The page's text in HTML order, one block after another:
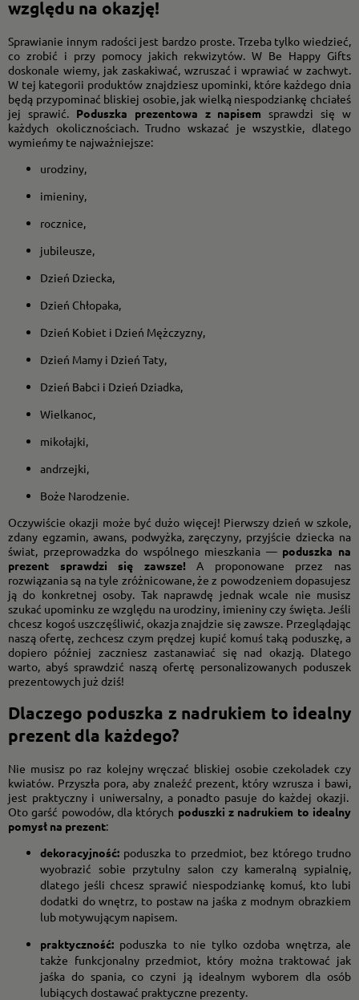
względu na okazję!
Sprawianie innym radości jest bardzo proste. Trzeba tylko wiedzieć,
co zrobić i przy pomocy jakich rekwizytów. W Be Happy Gifts
doskonale wiemy, jak zaskakiwać, wzruszać i wprawiać w zachwyt.
W tej kategorii produktów znajdziesz upominki, które każdego dnia
będą przypominać bliskiej osobie, jak wielką niespodziankę chciałeś
jej sprawić. Poduszka prezentowa z napisem sprawdzi się w
każdych okolicznościach. Trudno wskazać je wszystkie, dlatego
wymieńmy te najważniejsze:
urodziny,
imieniny,
rocznice,
jubileusze,
Dzień Dziecka,
Dzień Chłopaka,
Dzień Kobiet i Dzień Mężczyzny,
Dzień Mamy i Dzień Taty,
Dzień Babci i Dzień Dziadka,
Wielkanoc,
mikołajki,
andrzejki,
Boże Narodzenie.
Oczywiście okazji może być dużo więcej! Pierwszy dzień w szkole,
zdany egzamin, awans, podwyżka, zaręczyny, przyjście dziecka na
świat, przeprowadzka do wspólnego mieszkania — poduszka na
prezent sprawdzi się zawsze!A proponowane przez nas
rozwiązania są na tyle zróżnicowane, że z powodzeniem dopasujesz
ją do konkretnej osoby. Tak naprawdę jednak wcale nie musisz
szukać upominku ze względu na urodziny, imieniny czy święta. Jeśli
chcesz kogoś uszczęśliwić, okazja znajdzie się zawsze. Przeglądając
naszą ofertę, zechcesz czym prędzej kupić komuś taką poduszkę, a
dopiero później zaczniesz zastanawiać się nad okazją. Dlatego
warto, abyś sprawdzić naszą ofertę personalizowanych poduszek
prezentowych już dziś!
Dlaczego poduszka z nadrukiem to idealny
prezent dla każdego?
Nie musisz po raz kolejny wręczać bliskiej osobie czekoladek czy
kwiatów. Przyszła pora, aby znaleźć prezent, który wzrusza i bawi,
jest praktyczny i uniwersalny, a ponadto pasuje do każdej okazji.
Oto garść powodów, dla których poduszki z nadrukiem to idealny
pomysł na prezent:
dekoracyjność: poduszka to przedmiot, bez którego trudno
wyobrazić sobie przytulny salon czy kameralną sypialnię,
dlatego jeśli chcesz sprawić niespodziankę komuś, kto lubi
dodatki do wnętrz, to postaw na jaśka z modnym obrazkiem
lub motywującym napisem.
praktyczność: poduszka to nie tylko ozdoba wnętrza, ale
także funkcjonalny przedmiot, który można traktować jak
jaśka do spania, co czyni ją idealnym wyborem dla osób
lubiących dostawać praktyczne prezenty.